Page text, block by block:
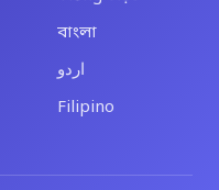
বাংলা
اردو
Filipino